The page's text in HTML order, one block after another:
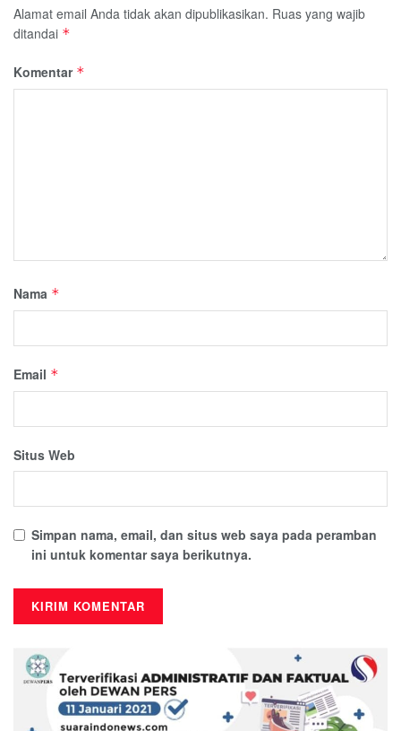
Alamat email Anda tidak akan dipublikasikan. Ruas yang wajib
ditandai *
Komentar *
Nama *
Email *
Situs Web
Simpan nama, email, dan situs web saya pada peramban
ini untuk komentar saya berikutnya.